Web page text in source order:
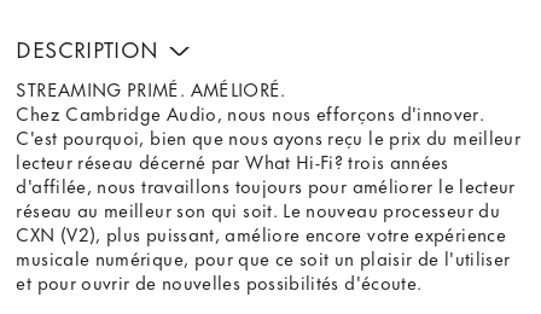
DESCRIPTION
STREAMING PRIMÉ. AMÉLIORÉ.
Chez Cambridge Audio, nous nous efforçons d'innover.
C'est pourquoi, bien que nous ayons reçu le prix du meilleur
lecteur réseau décerné par What Hi-Fi? trois années
d'affilée, nous travaillons toujours pour améliorer le lecteur
réseau au meilleur son qui soit. Le nouveau processeur du
CXN (V2), plus puissant, améliore encore votre expérience
musicale numérique, pour que ce soit un plaisir de l'utiliser
et pour ouvrir de nouvelles possibilités d'écoute.